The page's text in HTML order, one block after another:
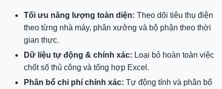
Tối ưu năng lượng toàn diện: Theo dõi tiêu thụ điện
theo từng nhà máy, phân xưởng và bộ phận theo thời
gian thực.
Dữ liệu tự động & chính xác: Loại bỏ hoàn toàn việc
chốt số thủ công và tổng hợp Excel.
Phân bổ chi phí chính xác: Tự động tính và phân bổ